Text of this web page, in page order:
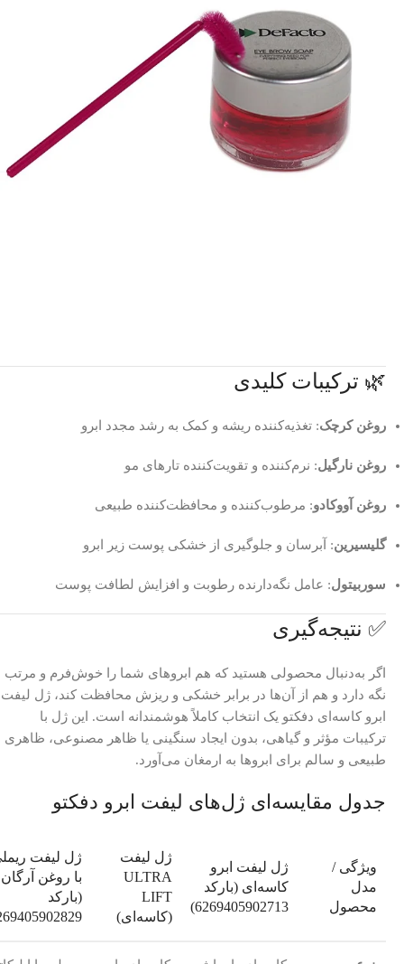
🌿 ترکیبات کلیدی
روغن کرچک: تغذیه‌کننده ریشه و کمک به رشد مجدد ابرو
روغن نارگیل: نرم‌کننده و تقویت‌کننده تارهای مو
روغن آووکادو: مرطوب‌کننده و محافظت‌کننده طبیعی
گلیسیرین: آبرسان و جلوگیری از خشکی پوست زیر ابرو
سوربیتول: عامل نگه‌دارنده رطوبت و افزایش لطافت پوست
✅ نتیجه‌گیری
اگر به‌دنبال محصولی هستید که هم ابروهای شما را خوش‌فرم و مرتب
نگه دارد و هم از آن‌ها در برابر خشکی و ریزش محافظت کند، ژل لیفت
ابرو کاسه‌ای دفکتو یک انتخاب کاملاً هوشمندانه است. این ژل با
ترکیبات مؤثر و گیاهی، بدون ایجاد سنگینی یا ظاهر مصنوعی، ظاهری
طبیعی و سالم برای ابروها به ارمغان می‌آورد.
جدول مقایسه‌ای ژل‌های لیفت ابرو دفکتو
ویژگی /
مدل
محصول
ژل لیفت ابرو
کاسه‌ای (بارکد
6269405902713)
ژل لیفت
ULTRA
LIFT
(کاسه‌ای)
ژل لیفت
با روغن آرگان
(بارکد